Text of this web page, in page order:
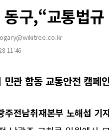
구,“교통법
11:46
민관 합동 교통안전 캠페
주전남취재본부 노해섭 기